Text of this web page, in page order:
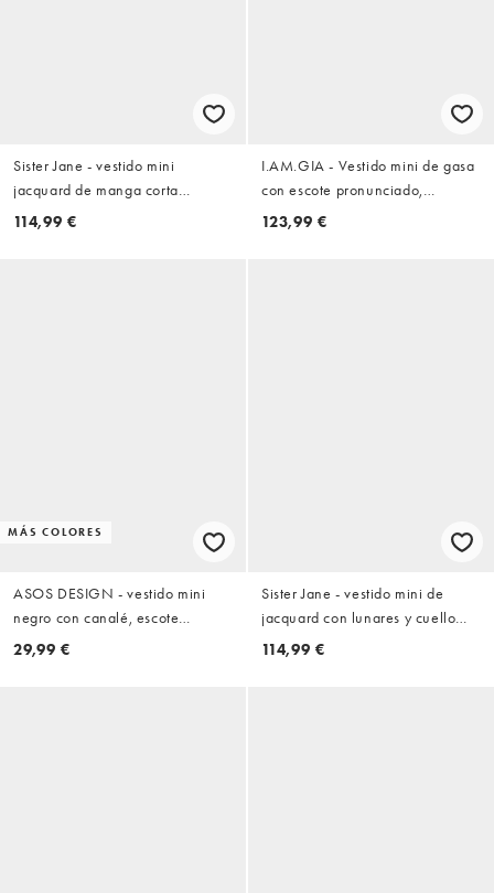
Sister Jane - vestido mini
jacquard de manga corta
Camille con ribete de cinta en
114,99 €
I.AM.GIA - Vestido mini de gasa
con escote pronunciado,
hombros descubiertos y detalle
123,99 €
MÁS COLORES
ASOS DESIGN - vestido mini
negro con canalé, escote
redondo y copas de sujetador
29,99 €
Sister Jane - vestido mini de
jacquard con lunares y cuello
barco en negro
114,99 €